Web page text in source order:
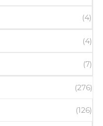
(4)
(4)
(7)
(276)
(126)